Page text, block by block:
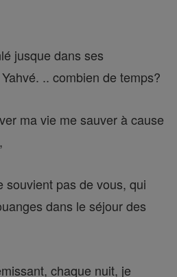
jusque dans ses
.. combien de temps?
ma vie me sauver à cause
souvient pas de vous, qui
dans le séjour des
chaque nuit, je